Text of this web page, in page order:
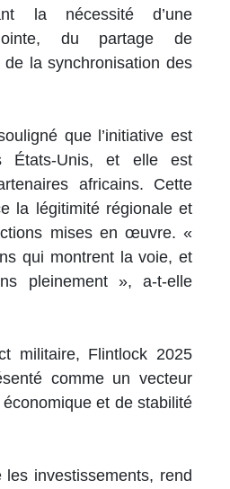
la nécessité d’une
du partage de
de la synchronisation des
que l’initiative est
États-Unis, et elle est
africains. Cette
la légitimité régionale et
mises en œuvre. «
qui montrent la voie, et
pleinement », a-t-elle
militaire, Flintlock 2025
comme un vecteur
et de stabilité
investissements, rend